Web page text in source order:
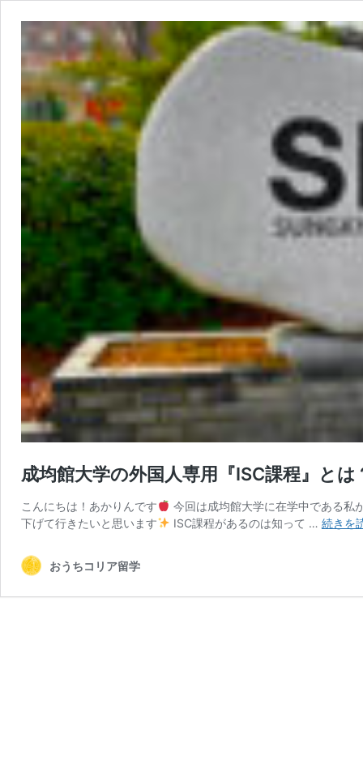
成均館大学の外国人専用『ISC課程』とは
こんにちは！あかりんです
今回は成均館大学に在学中である私
下げて行きたいと思います
ISC課程があるのは知って … 続きを
おうちコリア留学